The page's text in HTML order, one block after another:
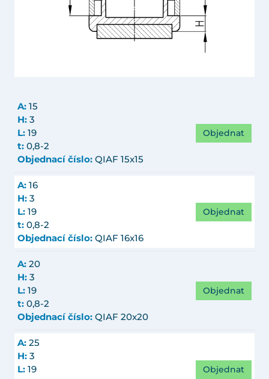
A: 15
H: 3
L: 19
t: 0,8-2
Objednací číslo: QIAF 15x15
Objednat
A: 16
H: 3
L: 19
t: 0,8-2
Objednací číslo: QIAF 16x16
Objednat
A: 20
H: 3
L: 19
t: 0,8-2
Objednací číslo: QIAF 20x20
Objednat
A: 25
H: 3
L: 19
Objednat